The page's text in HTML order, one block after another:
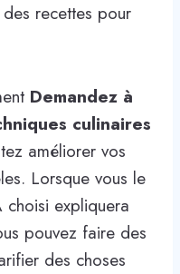
recettes pour
Demandez à
culinaires
améliorer vos
Lorsque vous le
expliquera
pouvez faire des
des choses